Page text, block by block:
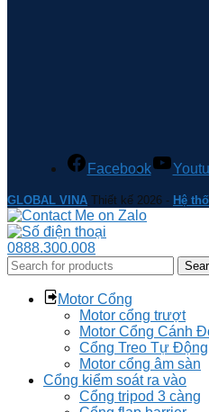
Facebook
GLOBAL VINA Thiết kế 2026 - Hệ
0888.300.008
Motor Cổng
Motor cổng trượt
Motor Cổng Cánh
Cổng Treo Tự Động
Motor cổng âm sàn
Cổng kiểm soát ra vào
Cổng tripod 3 càng